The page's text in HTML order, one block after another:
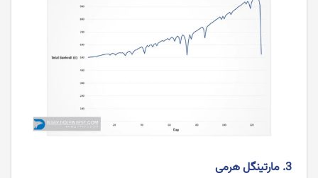
3. مارتینگل هرمی